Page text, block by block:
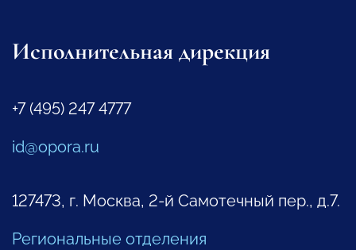
Исполнительная дирекция
+7 (495) 247 4777
id@opora.ru
127473, г. Москва, 2-й Самотечный пер., д.7.
Региональные отделения